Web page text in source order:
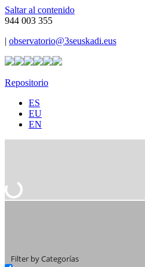
Saltar al contenido
944 003 355
| observatorio@3seuskadi.eus
Repositorio
ES
EU
EN
Filter by Categorías